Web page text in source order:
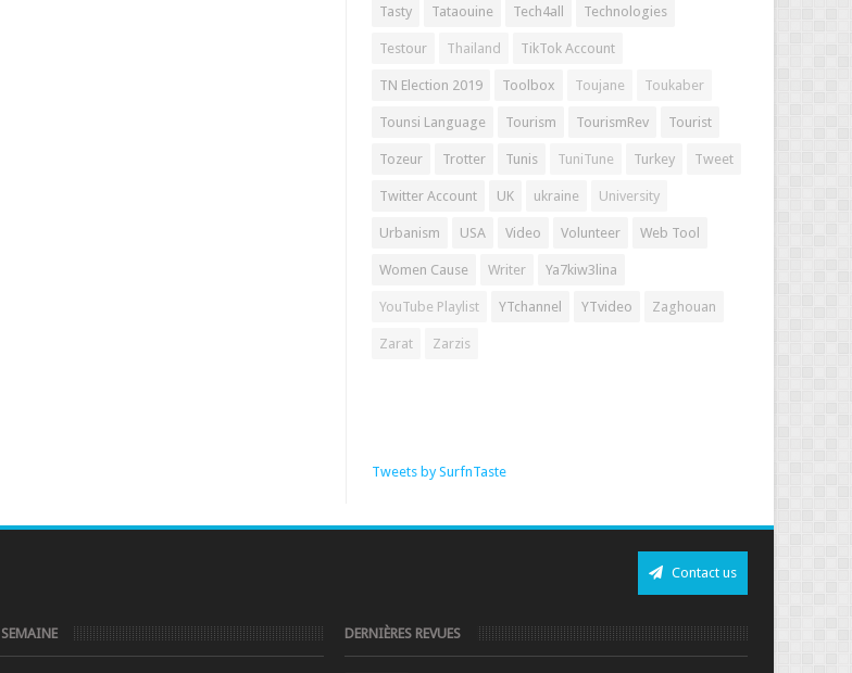
Tasty Tataouine Tech4all Technologies
Testour Thailand TikTok Account
TN Election 2019 Toolbox Toujane Toukaber
Tounsi Language Tourism TourismRev Tourist
Tozeur Trotter Tunis TuniTune Turkey Tweet
Twitter Account UK ukraine University
Urbanism USA Video Volunteer Web Tool
Women Cause Writer Ya7kiw3lina
YouTube Playlist YTchannel YTvideo Zaghouan
Zarat Zarzis
Tweets by SurfnTaste
Contact us
DERNIÈRES REVUES